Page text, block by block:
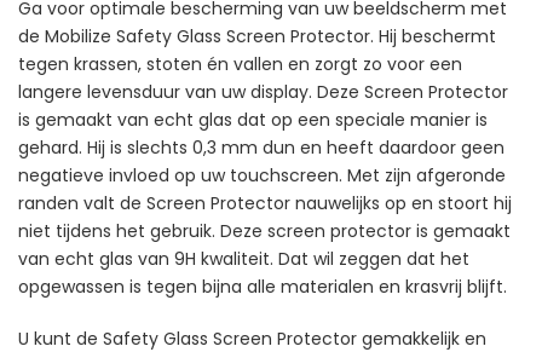
Ga voor optimale bescherming van uw beeldscherm met
de Mobilize Safety Glass Screen Protector. Hij beschermt
tegen krassen, stoten én vallen en zorgt zo voor een
langere levensduur van uw display. Deze Screen Protector
is gemaakt van echt glas dat op een speciale manier is
gehard. Hij is slechts 0,3 mm dun en heeft daardoor geen
negatieve invloed op uw touchscreen. Met zijn afgeronde
randen valt de Screen Protector nauwelijks op en stoort hij
niet tijdens het gebruik. Deze screen protector is gemaakt
van echt glas van 9H kwaliteit. Dat wil zeggen dat het
opgewassen is tegen bijna alle materialen en krasvrij blijft.
U kunt de Safety Glass Screen Protector gemakkelijk en